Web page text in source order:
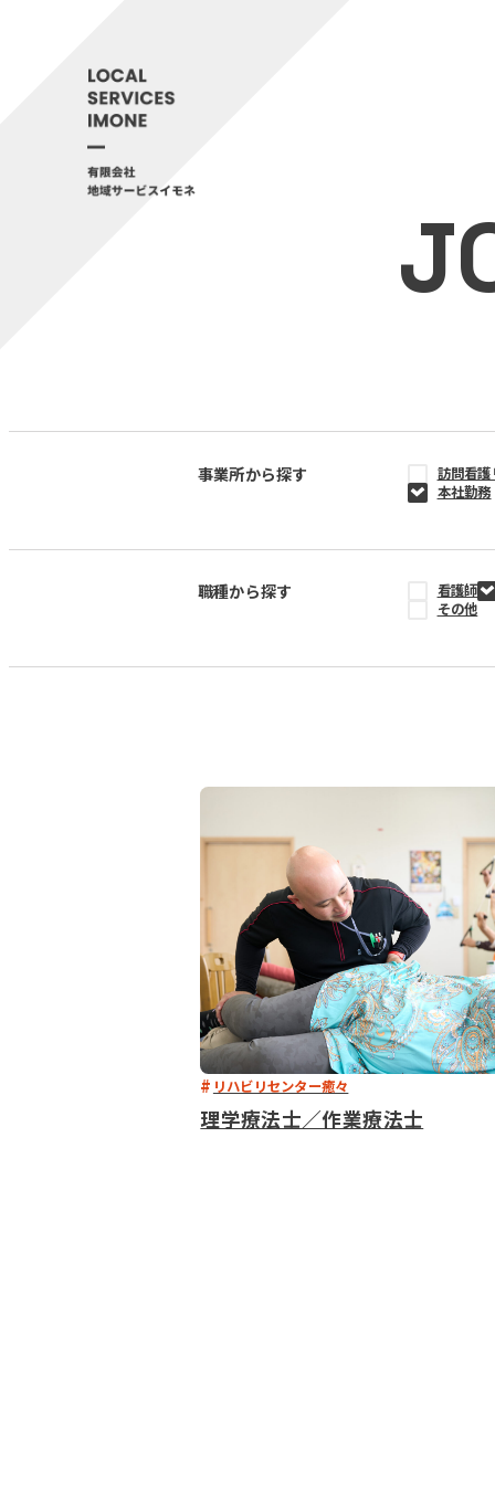
事業所から探す
訪問看
本社勤務
職種から探す
看護師
その他
リハビリセンター癒々
理学療法士／作業療法士